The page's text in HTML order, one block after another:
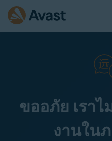
ขออภัย เราไ
งานใน